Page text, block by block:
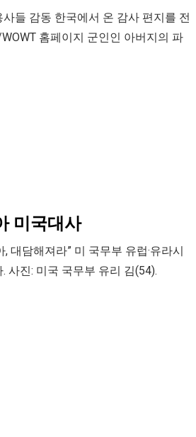
들 감동 한국에서 온 감사 편지를 전
홈페이지 군인인 아버지의 파
미국대사
대담해져라” 미 국무부 유럽·유라시
사진: 미국 국무부 유리 김(54).